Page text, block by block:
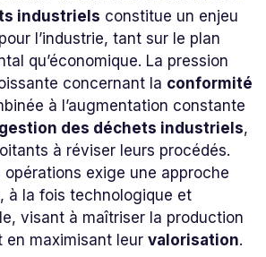
industriels constitue un enjeu
l’industrie, tant sur le plan
qu’économique. La pression
concernant la conformité
à l’augmentation constante
gestion des déchets industriels,
à réviser leurs procédés.
opérations exige une approche
à la fois technologique et
visant à maîtriser la production
en maximisant leur valorisation.